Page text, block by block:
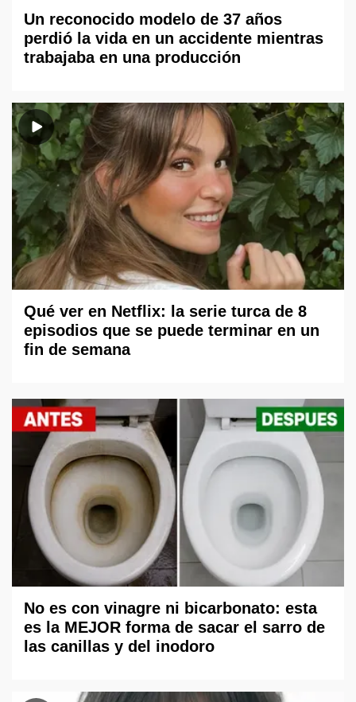
Un reconocido modelo de 37 años
perdió la vida en un accidente mientras
trabajaba en una producción
Qué ver en Netflix: la serie turca de 8
episodios que se puede terminar en un
fin de semana
No es con vinagre ni bicarbonato: esta
es la MEJOR forma de sacar el sarro de
las canillas y del inodoro